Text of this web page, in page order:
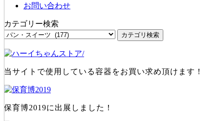
お問い合わせ
カテゴリー検索
当サイトで使用している容器をお買い求め頂けます！
保育博2019に出展しました！